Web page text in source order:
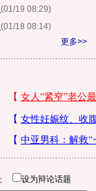
(01/19 08:29)
(01/18 08:14)
更多>>
设为辩论话题